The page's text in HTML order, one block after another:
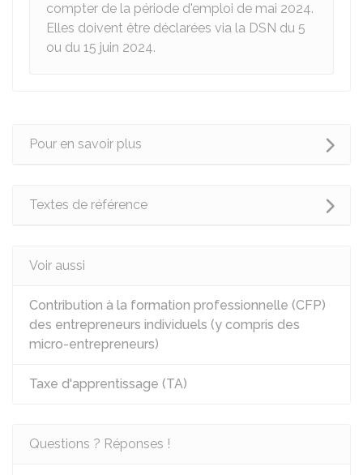
compter de la période d'emploi de mai 2024.
Elles doivent être déclarées via la DSN du 5
ou du 15 juin 2024.
Pour en savoir plus
Textes de référence
Voir aussi
Contribution à la formation professionnelle (CFP)
des entrepreneurs individuels (y compris des
micro-entrepreneurs)
Taxe d'apprentissage (TA)
Questions ? Réponses !